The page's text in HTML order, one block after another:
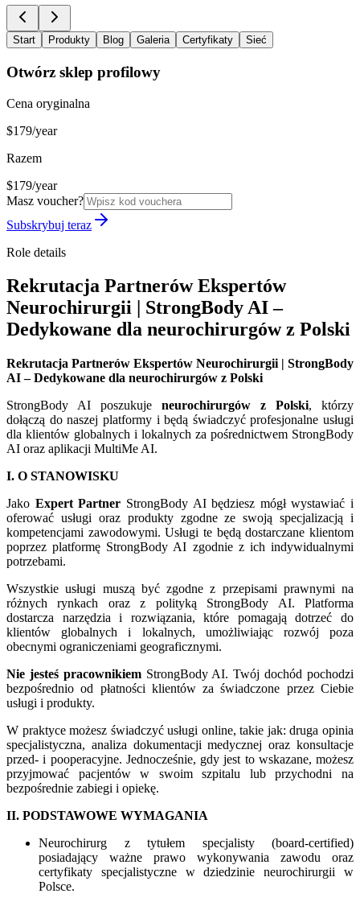
Start Produkty Blog Galeria Certyfikaty Sieć
Otwórz sklep profilowy
Cena oryginalna
$179/year
Razem
$179/year
Masz voucher?
Subskrybuj teraz
Role details
Rekrutacja Partnerów Ekspertów
Neurochirurgii | StrongBody AI –
Dedykowane dla neurochirurgów z Polski
Rekrutacja Partnerów Ekspertów Neurochirurgii | StrongBody
AI – Dedykowane dla neurochirurgów z Polski
StrongBody AI poszukuje neurochirurgów z Polski, którzy
dołączą do naszej platformy i będą świadczyć profesjonalne usługi
dla klientów globalnych i lokalnych za pośrednictwem StrongBody
AI oraz aplikacji MultiMe AI.
I. O STANOWISKU
Jako Expert Partner StrongBody AI będziesz mógł wystawiać i
oferować usługi oraz produkty zgodne ze swoją specjalizacją i
kompetencjami zawodowymi. Usługi te będą dostarczane klientom
poprzez platformę StrongBody AI zgodnie z ich indywidualnymi
potrzebami.
Wszystkie usługi muszą być zgodne z przepisami prawnymi na
różnych rynkach oraz z polityką StrongBody AI. Platforma
dostarcza narzędzia i rozwiązania, które pomagają dotrzeć do
klientów globalnych i lokalnych, umożliwiając rozwój poza
obecnymi ograniczeniami geograficznymi.
Nie jesteś pracownikiemStrongBody AI. Twój dochód pochodzi
bezpośrednio od płatności klientów za świadczone przez Ciebie
usługi i produkty.
W praktyce możesz świadczyć usługi online, takie jak: druga opinia
specjalistyczna, analiza dokumentacji medycznej oraz konsultacje
przed- i pooperacyjne. Jednocześnie, gdy jest to wskazane, możesz
przyjmować pacjentów w swoim szpitalu lub przychodni na
bezpośrednie zabiegi i opiekę.
II. PODSTAWOWE WYMAGANIA
Neurochirurg z tytułem specjalisty (board-certified)
posiadający ważne prawo wykonywania zawodu oraz
certyfikaty specjalistyczne w dziedzinie neurochirurgii w
Polsce.